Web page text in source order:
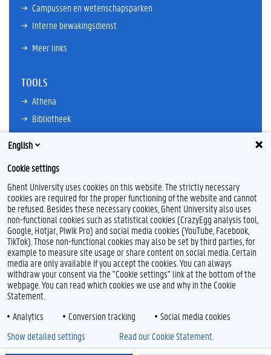
Campussen en wetenschapsparken
Interne bewakingsdienst
Meer links
TOOLS
Athena
Bibliotheek
TimeEdit
Ufora
Oasis
Research Explorer
Feedback
Privacy
Disclaimer
Toegankelijkheid
© 2026 Universiteit Gent
English
Cookie settings
Ghent University uses cookies on this website. The strictly necessary
cookies are required for the proper functioning of the website and cannot
be refused. Besides these necessary cookies, Ghent University also uses
non-functional cookies such as statistical cookies (CrazyEgg analysis tool,
Google, Hotjar, Piwik Pro) and social media cookies (YouTube, Facebook,
TikTok). Those non-functional cookies may also be set by third parties, for
example to measure site usage or share content on social media. Certain
media are only available if you accept the cookies. You can always
withdraw your consent via the "Cookie settings" link at the bottom of the
webpage. You can read which cookies we use and why in the Cookie
Statement.
Analytics
Conversion tracking
Social media cookies
Show detailed settings
Read our Cookie Statement.